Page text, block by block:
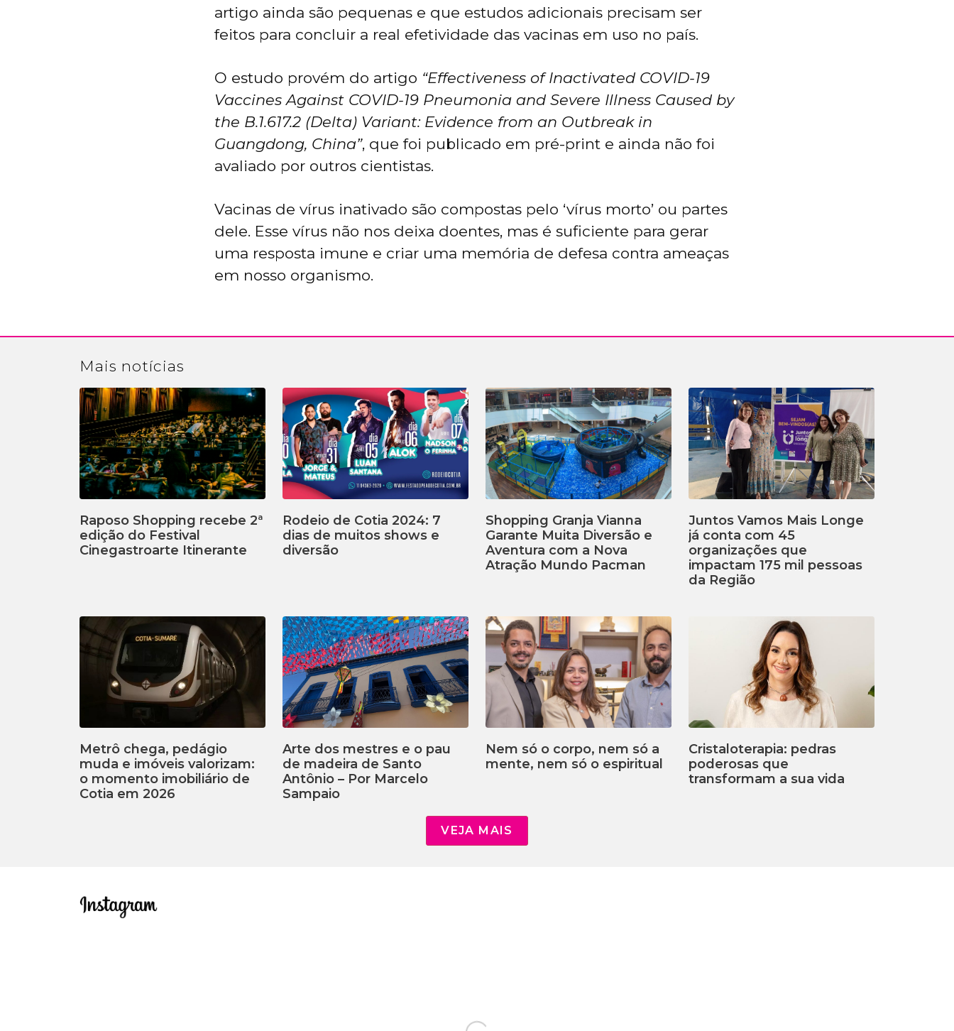
artigo ainda são pequenas e que estudos adicionais precisam ser
feitos para concluir a real efetividade das vacinas em uso no país.
O estudo provém do artigo “Effectiveness of Inactivated COVID-19
Vaccines Against COVID-19 Pneumonia and Severe Illness Caused by
the B.1.617.2 (Delta) Variant: Evidence from an Outbreak in
Guangdong, China”, que foi publicado em pré-print e ainda não foi
avaliado por outros cientistas.
Vacinas de vírus inativado são compostas pelo ‘vírus morto’ ou partes
dele. Esse vírus não nos deixa doentes, mas é suficiente para gerar
uma resposta imune e criar uma memória de defesa contra ameaças
em nosso organismo.
Mais notícias
Raposo Shopping recebe 2ª
edição do Festival
Cinegastroarte Itinerante
Rodeio de Cotia 2024: 7
dias de muitos shows e
diversão
Shopping Granja Vianna
Garante Muita Diversão e
Aventura com a Nova
Atração Mundo Pacman
Juntos Vamos Mais Longe
já conta com 45
organizações que
impactam 175 mil pessoas
da Região
Metrô chega, pedágio
muda e imóveis valorizam:
o momento imobiliário de
Cotia em 2026
Arte dos mestres e o pau
de madeira de Santo
Antônio – Por Marcelo
Sampaio
Nem só o corpo, nem só a
mente, nem só o espiritual
Cristaloterapia: pedras
poderosas que
transformam a sua vida
VEJA MAIS